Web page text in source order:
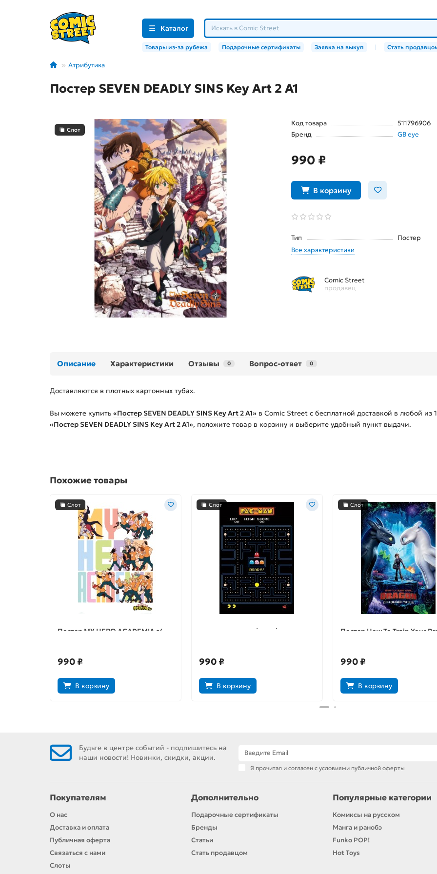
Каталог
Товары из-за рубежа Подарочные сертификаты Заявка на выкуп Стать
Атрибутика
Постер SEVEN DEADLY SINS Key Art 2 А1
Слот
Код товара
511796906
Бренд
GB eye
990 ₽
В корзину
Тип
Постер
Все характеристики
Comic Street
продавец
Описание Характеристики Отзывы 0 Вопрос-ответ 0
Доставляются в плотных картонных тубах.
Вы можете купить «Постер SEVEN DEADLY SINS Key Art 2 А1» в Comic Street с бесплатной доставкой в любой из
«Постер SEVEN DEADLY SINS Key Art 2 А1», положите товар в корзину и выберите удобный пункт выдачи.
Похожие товары
Слот
Постер MY HERO ACADEMIA s4
990 ₽
В корзину
Слот
Постер Pac-Man (Maze) A1
990 ₽
В корзину
Слот
Постер How To Train Your
990 ₽
В корзину
Будьте в центре событий - подпишитесь на
наши новости! Новинки, скидки, акции.
Я прочитал и согласен с условиями публичной оферты
Покупателям
О нас
Доставка и оплата
Публичная оферта
Связаться с нами
Слоты
Дополнительно
Подарочные сертификаты
Бренды
Статьи
Стать продавцом
Популярные категории
Комиксы на русском
Манга и ранобэ
Funko POP!
Hot Toys